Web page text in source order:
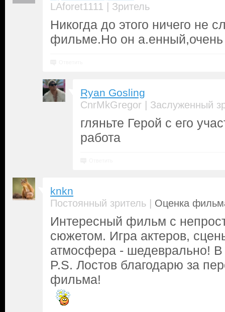
LAforet1111 | Зритель
Никогда до этого ничего не
фильме.Но он а.енный,очень
Ryan Gosling
CnrMkGregor | Заслуженный
гляньте Герой с его
работа
knkn
Постоянный зритель | Оценка
Интересный фильм с
сюжетом. Игра актеров,
атмосфера - шедеврально! В
P.S. Лостов благодарю за
фильма!